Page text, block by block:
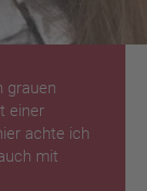
grauen
einer
achte ich
mit